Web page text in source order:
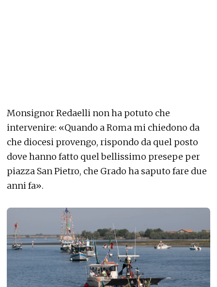
Monsignor Redaelli non ha potuto che
intervenire: «Quando a Roma mi chiedono da
che diocesi provengo, rispondo da quel posto
dove hanno fatto quel bellissimo presepe per
piazza San Pietro, che Grado ha saputo fare due
anni fa».